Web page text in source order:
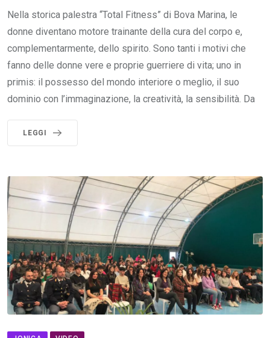
Nella storica palestra “Total Fitness” di Bova Marina, le
donne diventano motore trainante della cura del corpo e,
complementarmente, dello spirito. Sono tanti i motivi che
fanno delle donne vere e proprie guerriere di vita; uno in
primis: il possesso del mondo interiore o meglio, il suo
dominio con l’immaginazione, la creatività, la sensibilità. Da
LEGGI